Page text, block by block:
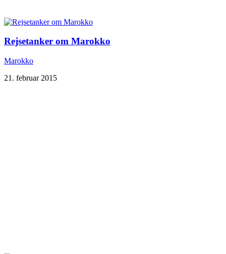
Rejsetanker om Marokko
Marokko
21. februar 2015